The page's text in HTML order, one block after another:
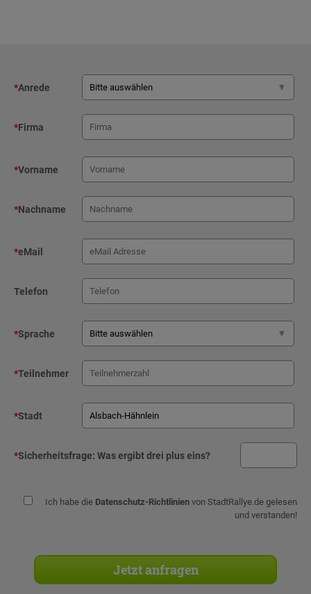
*Anrede
*Firma
*Vorname
*Nachname
*eMail
Telefon
*Sprache
*Teilnehmer
*Stadt
*Sicherheitsfrage: Was ergibt drei plus eins?
Ich habe die Datenschutz-Richtlinien von StadtRallye.de gelesen
und verstanden!